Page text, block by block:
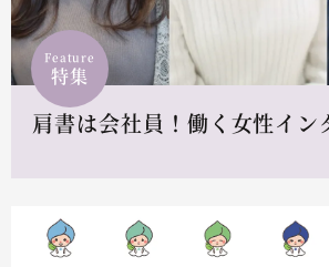
Feature
特集
肩書は会社員！働く女性イン